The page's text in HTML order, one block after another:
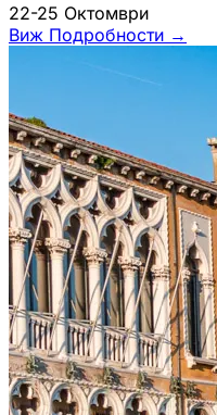
22-25 Октомври
Виж Подробности →